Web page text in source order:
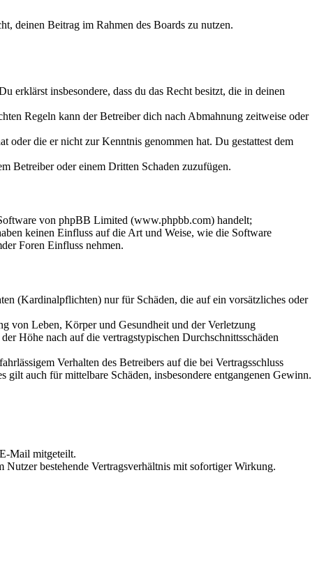
deinen Beitrag im Rahmen des Boards zu nutzen.
erklärst insbesondere, dass du das Recht besitzt, die in deinen
Regeln kann der Betreiber dich nach Abmahnung zeitweise oder
oder die er nicht zur Kenntnis genommen hat. Du gestattest dem
Betreiber oder einem Dritten Schaden zuzufügen.
von phpBB Limited (www.phpbb.com) handelt;
keinen Einfluss auf die Art und Weise, wie die Software
Foren Einfluss nehmen.
(Kardinalpflichten) nur für Schäden, die auf ein vorsätzliches oder
von Leben, Körper und Gesundheit und der Verletzung
Höhe nach auf die vertragstypischen Durchschnittsschäden
Verhalten des Betreibers auf die bei Vertragsschluss
auch für mittelbare Schäden, insbesondere entgangenen Gewinn.
Mail mitgeteilt.
bestehende Vertragsverhältnis mit sofortiger Wirkung.